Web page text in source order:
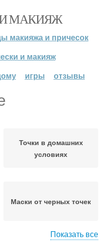
МАКИЯЖ
макияжа и причесок
и макияж
игры отзывы
Точки в домашних
условиях
Маски от черных точек
Показать все